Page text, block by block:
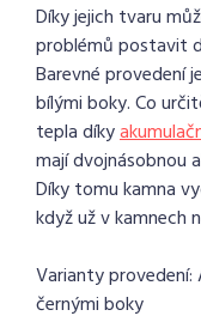
Díky jejich tvaru
problémů postavit
Barevné provedení
bílými boky. Co
tepla díky
mají dvojnásobnou
Díky tomu kamna
když už v kamnech
Varianty
černými boky